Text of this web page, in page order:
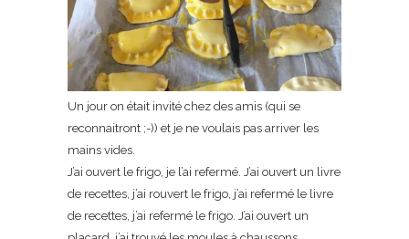
Un jour on était invité chez des amis (qui se
reconnaitront ;-)) et je ne voulais pas arriver les
mains vides.
J’ai ouvert le frigo, je l’ai refermé. J’ai ouvert un livre
de recettes, j’ai rouvert le frigo, j’ai refermé le livre
de recettes, j’ai refermé le frigo. J’ai ouvert un